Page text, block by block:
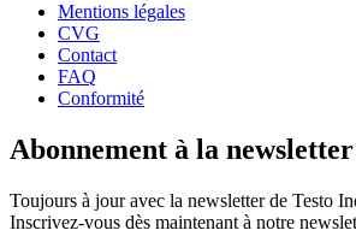
Mentions légales
CVG
Contact
FAQ
Conformité
Abonnement à la newsletter
Toujours à jour avec la newsletter de Testo
Inscrivez-vous dès maintenant à notre